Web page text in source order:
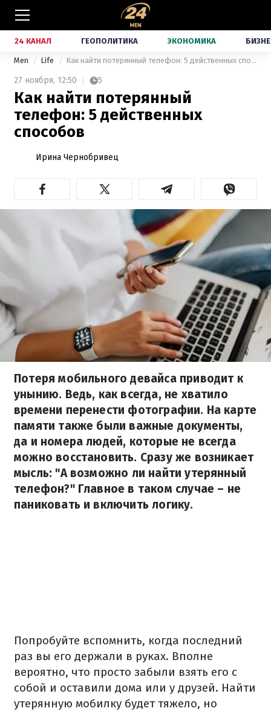
24 КАНАЛ ГЕОПОЛИТИКА ЭКОНОМИКА
Men Life Как найти потерянный телефон: 5 действенных способов
27 ноября, 12:50 5
Как найти потерянный
телефон: 5 действенных
способов
Ирина Чернобривец
Потеря мобильного девайса приводит к
унынию. Ведь, как всегда, не хватило
времени перенести фотографии. На карте
памяти также были важные документы,
да и номера людей, которые не всегда
можно восстановить. Сразу же возникает
мысль: "А возможно ли найти утерянный
телефон?" Главное в таком случае – не
паниковать и включить логику.
Попробуйте вспомнить, когда последний
раз вы его держали в руках. Вполне
вероятно, что просто забыли взять его с
собой и оставили дома или у друзей. Найти
утерянную мобилку будет тяжело, но